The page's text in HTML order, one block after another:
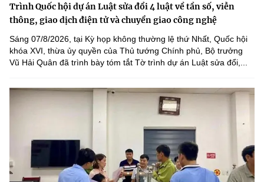
Trình Quốc hội dự án Luật sửa đổi 4 luật về tần số, viễn
thông, giao dịch điện tử và chuyển giao công nghệ
Sáng 07/8/2026, tại Kỳ họp không thường lệ thứ Nhất, Quốc hội
khóa XVI, thừa ủy quyền của Thủ tướng Chính phủ, Bộ trưởng
Vũ Hải Quân đã trình bày tóm tắt Tờ trình dự án Luật sửa đổi,...